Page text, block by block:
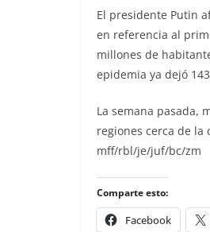
El presidente Putin
en referencia al
millones de
epidemia ya dejó
La semana pasada,
regiones cerca de la
mff/rbl/je/juf/bc/zm
Comparte esto:
Facebook